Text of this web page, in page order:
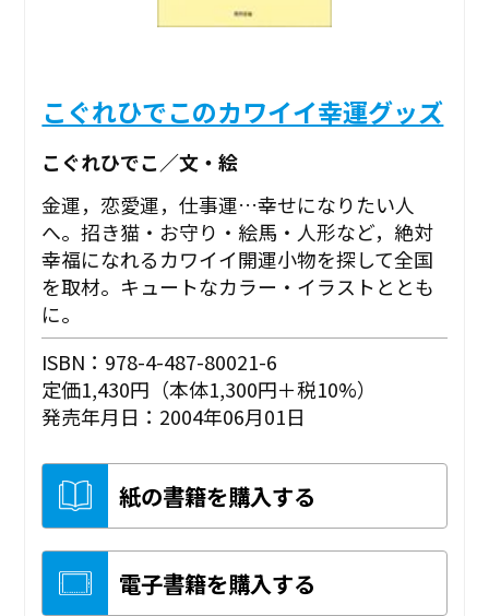
こぐれひでこのカワイイ幸運グッズ
こぐれひでこ／文・絵
金運，恋愛運，仕事運…幸せになりたい人
へ。招き猫・お守り・絵馬・人形など，絶対
幸福になれるカワイイ開運小物を探して全国
を取材。キュートなカラー・イラストととも
に。
ISBN：978-4-487-80021-6
定価1,430円（本体1,300円＋税10%）
発売年月日：2004年06月01日
紙の書籍を購入する
電子書籍を購入する